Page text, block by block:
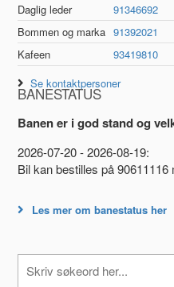
Daglig leder
91346692
Bommen og marka 91392021
Kafeen
93419810
Se kontaktpersoner
BANESTATUS
Banen er i god stand og
2026-07-20 - 2026-08-19:
Bil kan bestilles på 90611116
Les mer om banestatus her